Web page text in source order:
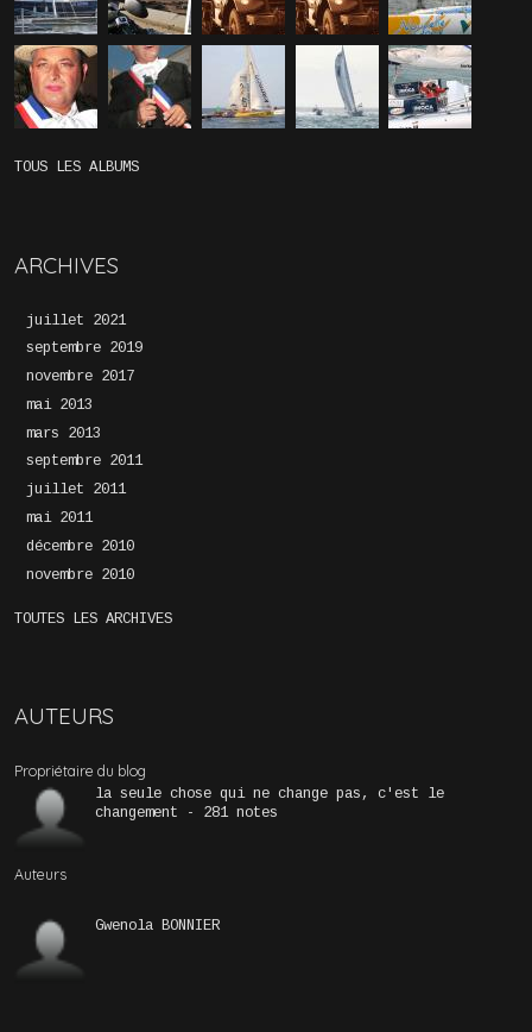
TOUS LES ALBUMS
ARCHIVES
juillet 2021
septembre 2019
novembre 2017
mai 2013
mars 2013
septembre 2011
juillet 2011
mai 2011
décembre 2010
novembre 2010
TOUTES LES ARCHIVES
AUTEURS
Propriétaire du blog
la seule chose qui ne change pas, c'est le
changement - 281 notes
Auteurs
Gwenola BONNIER